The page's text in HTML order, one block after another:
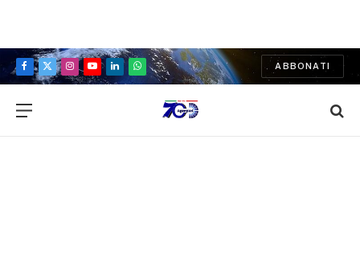
Facebook
X
Instagram
YouTubeLinkedInWhatsApp
ABBONATI